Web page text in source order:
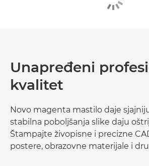
Unapređeni
kvalitet
Novo magenta mastilo daje
stabilna poboljšanja slike daju
Štampajte živopisne i precizne
postere, obrazovne materijale i